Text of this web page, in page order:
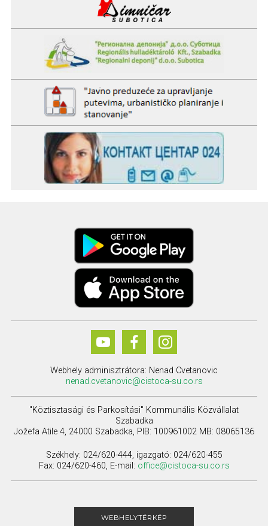
Webhely adminisztrátora: Nenad Cvetanovic
nenad.cvetanovic@cistoca-su.co.rs
"Köztisztasági és Parkosítási" Kommunális Közvállalat
Szabadka
Jožefa Atile 4, 24000 Szabadka, PIB: 100961002 MB: 08065136
Székhely: 024/620-444, igazgató: 024/620-455
Fax: 024/620-460, E-mail: office@cistoca-su.co.rs
WEBHELYTÉRKÉP